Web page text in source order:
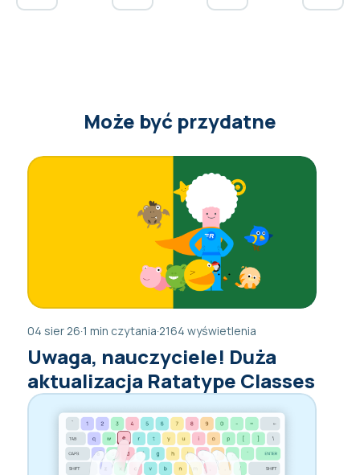
Może być przydatne
04 sier 26·1 min czytania·2164 wyświetlenia
Uwaga, nauczyciele! Duża
aktualizacja Ratatype Classes